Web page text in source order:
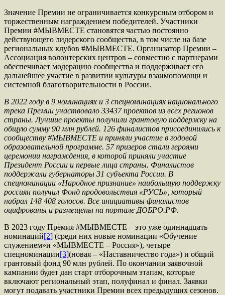
Значение Премии не ограничивается конкурсным отбором и
торжественным награждением победителей. Участники
Премии #МЫВМЕСТЕ становятся частью постоянно
действующего лидерского сообщества, в том числе на базе
региональных клубов #МЫВМЕСТЕ. Организатор Премии –
Ассоциация волонтерских центров – совместно с партнерами
обеспечивает модерацию сообщества и поддерживает его
дальнейшее участие в развитии культуры взаимопомощи и
системной благотворительности в России.
В 2022 году в 9 номинациях и 3 спецноминациях национального
трека Премии участвовало 33437 проектов из всех регионов
страны. Лучшие проекты получили грантовую поддержку на
общую сумму 90 млн рублей. 126 финалистов присоединились к
сообществу #МЫВМЕСТЕ и приняли участие в годовой
образовательной программе. 57 призеров стали героями
церемонии награждения, в которой приняли участие
Президент России и первые лица страны. Финалистов
поддержали губернаторы 31 субъекта России. В
спецноминации «Народное признание» наибольшую поддержку
россиян получил Фонд продовольствия «РУСЬ», который
набрал 148 408 голосов. Все инициативы финалистов
оцифрованы и размещены на портале ДОБРО.РФ.
В 2023 году Премия #МЫВМЕСТЕ – это уже одиннадцать
номинаций[2] (среди них новые номинации «Обучение
служением»и «МЫВМЕСТЕ – Россия»), четыре
спецноминации[3](новая – «Наставничество года») и общий
грантовый фонд 90 млн рублей. По окончании заявочной
кампании будет дан старт отборочным этапам, которые
включают региональный этап, полуфинал и финал. Заявки
могут подавать участники Премии всех предыдущих сезонов.